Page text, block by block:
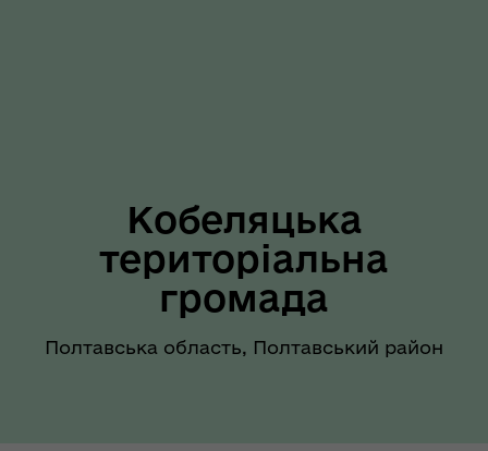
Кобеляцька
територіальна
громада
Полтавська область, Полтавський район